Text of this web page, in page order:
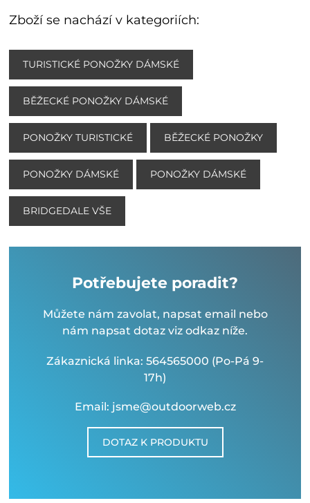
Zboží se nachází v kategoriích:
TURISTICKÉ PONOŽKY DÁMSKÉ
BĚŽECKÉ PONOŽKY DÁMSKÉ
PONOŽKY TURISTICKÉ BĚŽECKÉ PONOŽKY
PONOŽKY DÁMSKÉ PONOŽKY DÁMSKÉ
BRIDGEDALE VŠE
Potřebujete poradit?
Můžete nám zavolat, napsat email nebo
nám napsat dotaz viz odkaz níže.
Zákaznická linka: 564565000 (Po-Pá 9-
17h)
Email: jsme@outdoorweb.cz
DOTAZ K PRODUKTU